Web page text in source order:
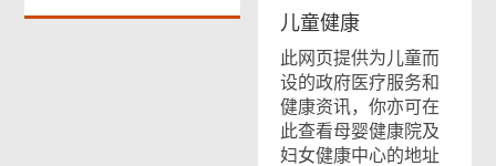
儿童健康
此网页提供为儿童而
设的政府医疗服务和
健康资讯，你亦可在
此查看母婴健康院及
妇女健康中心的地址